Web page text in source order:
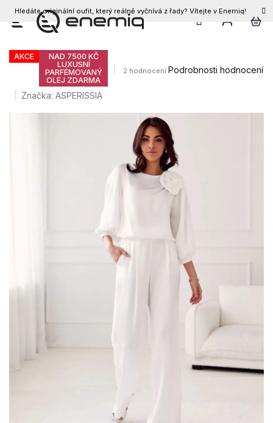
Přejít
Hledáte originální oufit, který reálně vyčnívá z řady? Vítejte v Enemiq!
CZK
Dámské kalhoty ELSA
AKCE
NAD 7500 KČ
LUXUSNÍ
PARFÉMOVANÝ
OLEJ ZDARMA
Průměrné
4,5
hvězdiček.
2 hodnocení Podrobnosti hodnocení
Značka:ASPERISSIA